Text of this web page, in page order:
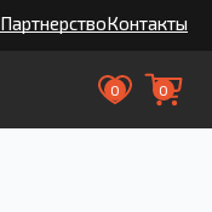
ПартнерствоКонтакты
0 0